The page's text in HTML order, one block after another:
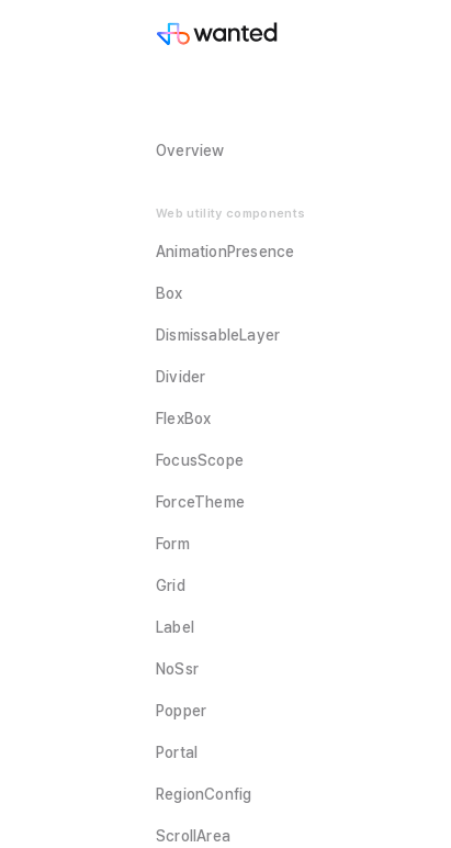
Overview
Web utility components
AnimationPresence
Box
DismissableLayer
Divider
FlexBox
FocusScope
ForceTheme
Form
Grid
Label
NoSsr
Popper
Portal
RegionConfig
ScrollArea